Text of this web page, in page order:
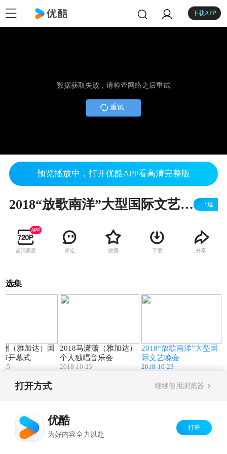
下载APP
数据获取失败，请检查网络之后重试
重试
预览播放中，打开优酷APP看高清完整版
2018“放歌南洋”大型国际文艺晚会 +追
超清画质 评论 收藏 下载 分享
选集
（雅加达）国
开幕式
25
2018马潇潇（雅加达）
个人独唱音乐会
2018-10-23
2018“放歌南洋”大型国
际文艺晚会
2018-10-23
打开方式 继续使用浏览器
优酷
为好内容全力以赴
打开